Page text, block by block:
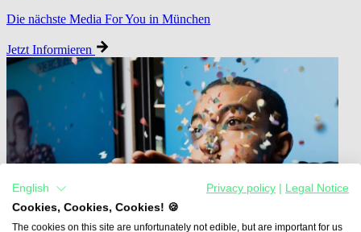
Die nächste Media For You in München
Jetzt Informieren
English Privacy policy
Legal Notice
Cookies, Cookies, Cookies! 🍪
The cookies on this site are unfortunately not edible, but are important for us